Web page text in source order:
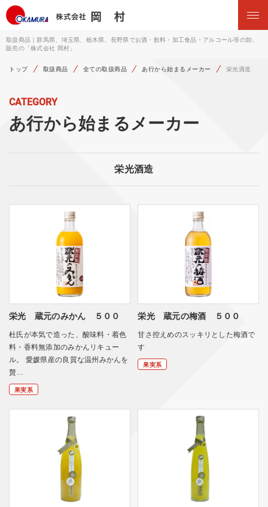
取扱商品｜群馬県、埼玉県、栃木県、長野県でお酒・飲料・加工食品・アルコール等の卸、
販売の「株式会社 岡村」
トップ 取扱商品 全ての取扱商品 あ行から始まるメーカー 栄光酒造
CATEGORY
あ行から始まるメーカー
栄光酒造
栄光 蔵元のみかん ５００
杜氏が本気で造った、酸味料・着色
料・香料無添加のみかんリキュー
ル。 愛媛県産の良質な温州みかんを
贅…
果実系
栄光 蔵元の梅酒 ５００
甘さ控えめのスッキリとした梅酒で
す
果実系